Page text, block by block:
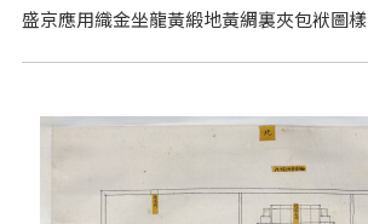
盛京應用織金坐龍黃緞地黃綢裏夾包袱圖樣